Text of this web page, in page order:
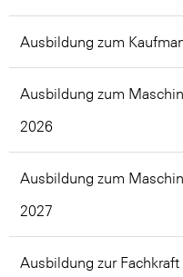
Ausbildung zum
Ausbildung zum
2026
Ausbildung zum
2027
Ausbildung zur